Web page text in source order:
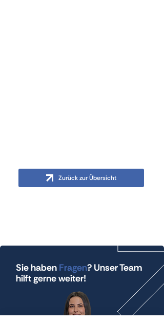
Zurück zur Übersicht
Sie haben Fragen? Unser Team
hilft gerne weiter!